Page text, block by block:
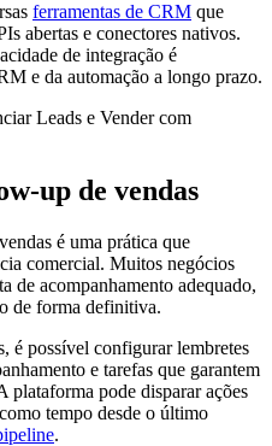
ferramentas de CRM que
abertas e conectores nativos.
de integração é
e da automação a longo prazo.
up de vendas
é uma prática que
comercial. Muitos negócios
de acompanhamento adequado,
de forma definitiva.
é possível configurar lembretes
e tarefas que garantem
plataforma pode disparar ações
tempo desde o último
.